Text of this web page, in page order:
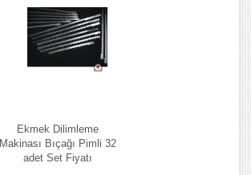
Ekmek Dilimleme
Makinası Bıçağı Pimli 32
adet Set Fiyatı